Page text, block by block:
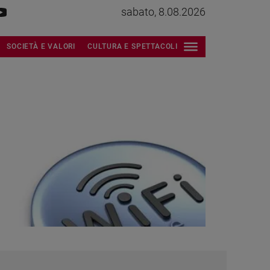
sabato, 8.08.2026
SOCIETÀ E VALORI CULTURA E SPETTACOLI